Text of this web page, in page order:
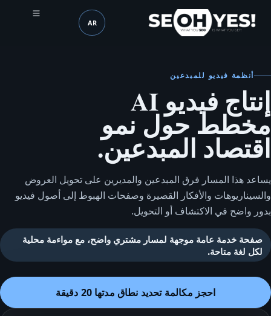
SEOH اللغة (mobile header)
AR
أنظمة فيديو للمبدعين
إنتاج فيديو AI
مخطط حول نمو
اقتصاد المبدعين.
يساعد هذا المسار فرق المبدعين والمديرين على تحويل العروض
والسيناريوهات والأفكار القصيرة وصفحات الهبوط إلى أصول فيديو
بدور واضح في الاكتشاف أو التحويل.
صفحة خدمة عامة موجهة لمسار مشتري واضح، مع مواءمة محلية
لكل لغة متاحة.
احجز مكالمة تحديد نطاق مدتها 20 دقيقة